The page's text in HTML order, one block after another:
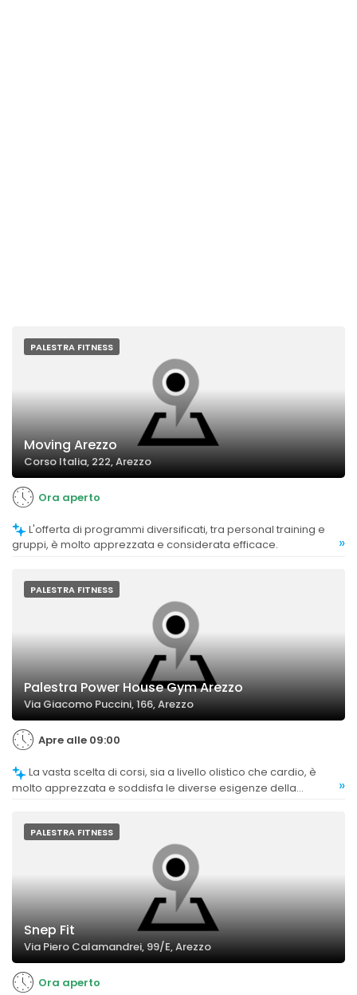
PALESTRA FITNESS
Moving Arezzo
Corso Italia, 222, Arezzo
Ora aperto
gruppi, è molto apprezzata e considerata efficace.
»
PALESTRA FITNESS
Palestra Power House Gym Arezzo
Via Giacomo Puccini, 166, Arezzo
Apre alle 09:00
molto apprezzata e soddisfa le diverse esigenze della
»
PALESTRA FITNESS
Snep Fit
Via Piero Calamandrei, 99/E, Arezzo
Ora aperto